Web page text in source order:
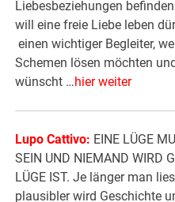
Liebesbeziehungen
will eine freie Liebe leben
einen wichtiger Begleiter,
Schemen lösen möchten
wünscht …hier weiter
Lupo Cattivo: EINE LÜGE
SEIN UND NIEMAND WIRD
LÜGE IST. Je länger man
plausibler wird Geschichte